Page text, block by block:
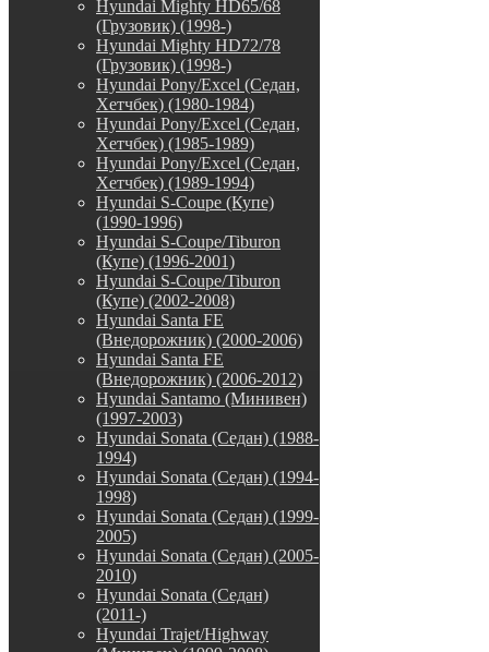
Hyundai Mighty HD65/68
(Грузовик) (1998-)
Hyundai Mighty HD72/78
(Грузовик) (1998-)
Hyundai Pony/Excel (Седан,
Хетчбек) (1980-1984)
Hyundai Pony/Excel (Седан,
Хетчбек) (1985-1989)
Hyundai Pony/Excel (Седан,
Хетчбек) (1989-1994)
Hyundai S-Coupe (Купе)
(1990-1996)
Hyundai S-Coupe/Tiburon
(Купе) (1996-2001)
Hyundai S-Coupe/Tiburon
(Купе) (2002-2008)
Hyundai Santa FE
(Внедорожник) (2000-2006)
Hyundai Santa FE
(Внедорожник) (2006-2012)
Hyundai Santamo (Минивен)
(1997-2003)
Hyundai Sonata (Седан) (1988-
1994)
Hyundai Sonata (Седан) (1994-
1998)
Hyundai Sonata (Седан) (1999-
2005)
Hyundai Sonata (Седан) (2005-
2010)
Hyundai Sonata (Седан)
(2011-)
Hyundai Trajet/Highway